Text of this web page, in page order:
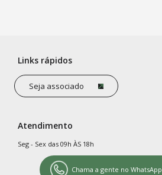
Links rápidos
Seja associado
Atendimento
Seg - Sex das 09h ÀS 18h
Chama a gente no WhatsApp